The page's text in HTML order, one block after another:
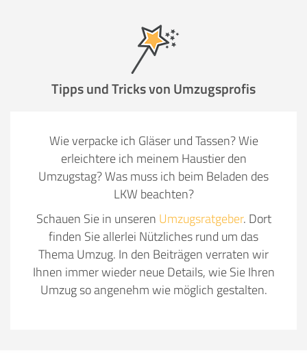
Tipps und Tricks von Umzugsprofis
Wie verpacke ich Gläser und Tassen? Wie
erleichtere ich meinem Haustier den
Umzugstag? Was muss ich beim Beladen des
LKW beachten?
Schauen Sie in unseren Umzugsratgeber. Dort
finden Sie allerlei Nützliches rund um das
Thema Umzug. In den Beiträgen verraten wir
Ihnen immer wieder neue Details, wie Sie Ihren
Umzug so angenehm wie möglich gestalten.